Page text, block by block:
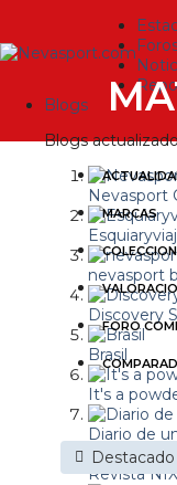
Blogs
Blogs
Nevasport
nevasport
Discovery
Brasil
It's a
Diario de
Revista NIX
MARCAS
FORO
Destacado